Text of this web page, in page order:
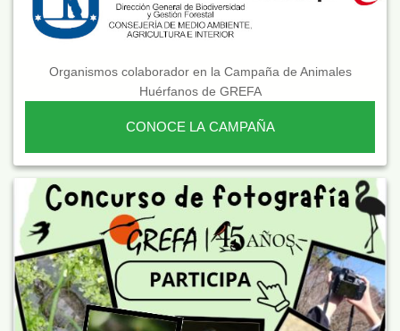
Organismos colaborador en la Campaña de Animales
Huérfanos de GREFA
CONOCE LA CAMPAÑA